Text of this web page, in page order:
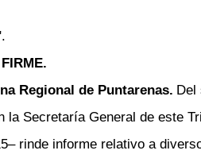
Regional de Puntarenas. Del
Secretaría General de este
–rinde informe relativo a